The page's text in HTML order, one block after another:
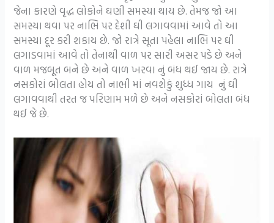
જેના કારણે વૃદ્ધ લોકોને ઘણી સમસ્યા થાય છે. તેમજ જો આ
સમસ્યા થવા પર નાભિ પર દેશી ઘી લગાવવામાં આવે તો આ
સમસ્યા દૂર કરી શકાય છે. જો રાત્રે સૂતા પહેલા નાભિ પર ઘી
લગાડવામાં આવે તો તેનાથી વાળ પર સારી અસર પડે છે અને
વાળ મજબૂત બને છે અને વાળ ખરવા નું બંધ થઈ જાય છે. રાત્રે
નસકોરાં બોલતા હોય તો નાભી માં નવશેકું શુધ્ધ ગાય નું ઘી
લગાવવાથી તરત જ પરિણામ મળે છે અને નસકોરાં બોલતા બંધ
થઈ જે છે.